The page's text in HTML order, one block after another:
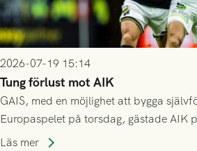
2026-07-19 15:14
Tung förlust mot AIK
GAIS, med en möjlighet att bygga
Europaspelet på torsdag, gästade AIK
Stockholm . Men trots konstant
Läs mer